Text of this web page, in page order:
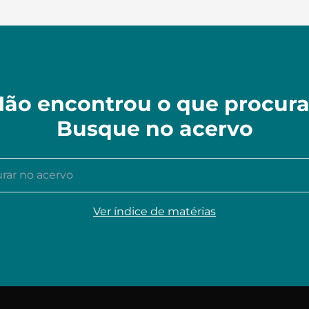
encontrou o que
Busque no acervo
acervo
Ver índice de matérias